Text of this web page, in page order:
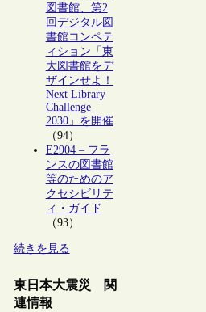
図書館、第2
回デジタル図
書館コンペテ
ィション「東
大図書館をデ
ザインせよ！
Next Library
Challenge
2030」を開催
（94）
E2904 – フラ
ンスの図書館
等のためのア
クセシビリテ
ィ・ガイド
（93）
続きを見る
東日本大震災 関
連情報